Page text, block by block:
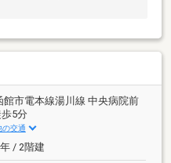
館市電本線湯川線 中央病院前
5分
の交通
/ 2階建